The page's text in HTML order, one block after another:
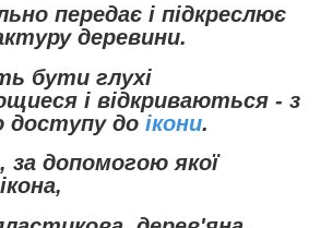
передає і підкреслює
деревини.
бути глухі
і відкриваються - з
доступу до ікони.
за допомогою якої